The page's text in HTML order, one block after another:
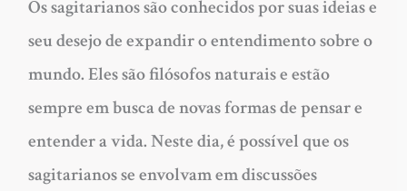
Os sagitarianos são conhecidos por suas ideias e
seu desejo de expandir o entendimento sobre o
mundo. Eles são filósofos naturais e estão
sempre em busca de novas formas de pensar e
entender a vida. Neste dia, é possível que os
sagitarianos se envolvam em discussões